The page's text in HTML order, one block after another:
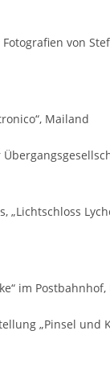
von
Mailand
„Lichtschloss
im Postbahnhof,
„Pinsel und